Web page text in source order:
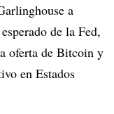
a
de la Fed,
oferta de Bitcoin y
en Estados